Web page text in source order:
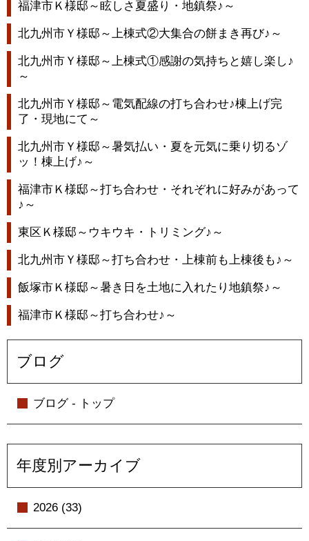
福津市Ｋ様邸～眩しさ夏盛り・地鎮祭♪～
北九州市Ｙ様邸～上棟式②大集合の餅まき再び♪～
北九州市Ｙ様邸～上棟式①感謝の気持ちと嬉し楽し♪
～
北九州市Ｙ様邸～電気配線の打ち合わせ♪棟上げ完
了・現地にて～
北九州市Ｙ様邸～暑気払い・夏を元気に乗り切るゾ
ッ！棟上げ♪～
福津市Ｋ様邸～打ち合わせ・それぞれに好みがあって
♪～
東区Ｋ様邸～ウキウキ・トリミング♪～
北九州市Ｙ様邸～打ち合わせ・上棟前も上棟後も♪～
飯塚市Ｋ様邸～暑き日を土地に入れたり地鎮祭♪～
福津市Ｋ様邸～打ち合わせ♪～
ブログ
ブログ - トップ
年度別アーカイブ
2026 (33)